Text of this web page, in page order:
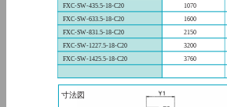
1070
FXC-SW-435.5-18-C20
1600
FXC-SW-633.5-18-C20
2150
FXC-SW-831.5-18-C20
3200
FXC-SW-1227.5-18-C20
3760
FXC-SW-1425.5-18-C20
寸法図